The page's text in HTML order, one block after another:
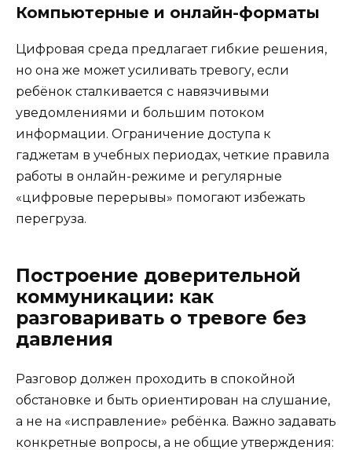
Компьютерные и онлайн-форматы
Цифровая среда предлагает гибкие решения,
но она же может усиливать тревогу, если
ребёнок сталкивается с навязчивыми
уведомлениями и большим потоком
информации. Ограничение доступа к
гаджетам в учебных периодах, четкие правила
работы в онлайн-режиме и регулярные
«цифровые перерывы» помогают избежать
перегруза.
Построение доверительной
коммуникации: как
разговаривать о тревоге без
давления
Разговор должен проходить в спокойной
обстановке и быть ориентирован на слушание,
а не на «исправление» ребёнка. Важно задавать
конкретные вопросы, а не общие утверждения: